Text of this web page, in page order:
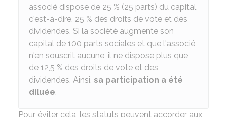
associé dispose de 25 % (25 parts) du capital,
c'est-à-dire, 25 % des droits de vote et des
dividendes. Si la société augmente son
capital de 100 parts sociales et que l'associé
n'en souscrit aucune, il ne dispose plus que
de 12,5 % des droits de vote et des
dividendes. Ainsi, sa participation a été
diluée.
Pour éviter cela, les statuts peuvent accorder aux